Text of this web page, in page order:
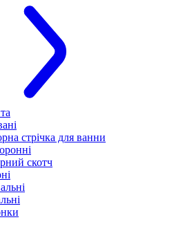
стрічка для ванни
скотч